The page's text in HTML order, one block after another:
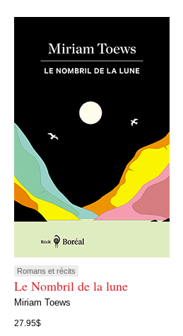
Romans et récits
Le Nombril de la lune
Miriam Toews
27.95$